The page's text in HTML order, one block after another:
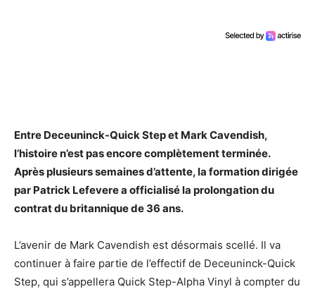
Entre Deceuninck-Quick Step et Mark Cavendish,
l’histoire n’est pas encore complètement terminée.
Après plusieurs semaines d’attente, la formation dirigée
par Patrick Lefevere a officialisé la prolongation du
contrat du britannique de 36 ans.
L’avenir de Mark Cavendish est désormais scellé. Il va
continuer à faire partie de l’effectif de Deceuninck-Quick
Step, qui s’appellera Quick Step-Alpha Vinyl à compter du